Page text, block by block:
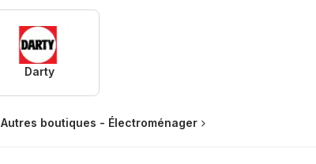
Darty
Autres boutiques - Électroménager